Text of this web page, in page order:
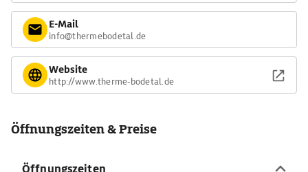
E-Mail
info@thermebodetal.de
Website
http://www.therme-bodetal.de
Öffnungszeiten & Preise
Öffnungszeiten